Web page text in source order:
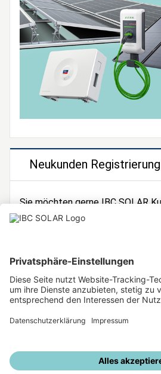
Neukunden Registrierung
Sie möchten gerne IBC SOLAR
Dann registrieren Sie sich jetzt!
Unsere weiteren
IBC SOLAR Webseite